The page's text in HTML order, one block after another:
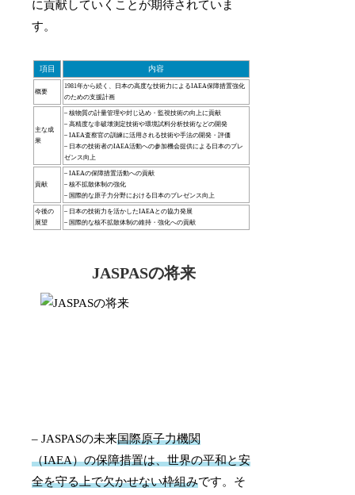
に貢献していくことが期待されていま
す。
項目 内容
概要
1981年から続く、日本の高度な技術力によるIAEA保障措置強化
のための支援計画
主な成
果
– 核物質の計量管理や封じ込め・監視技術の向上に貢献
– 高精度な非破壊測定技術や環境試料分析技術などの開発
– IAEA査察官の訓練に活用される技術や手法の開発・評価
– 日本の技術者のIAEA活動への参加機会提供による日本のプレ
ゼンス向上
貢献
– IAEAの保障措置活動への貢献
– 核不拡散体制の強化
– 国際的な原子力分野における日本のプレゼンス向上
今後の
展望
– 日本の技術力を活かしたIAEAとの協力発展
– 国際的な核不拡散体制の維持・強化への貢献
JASPASの将来
– JASPASの未来国際原子力機関
（IAEA）の保障措置は、世界の平和と安
全を守る上で欠かせない枠組みです。そ